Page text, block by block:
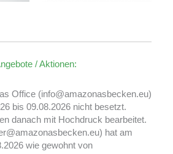
/ Aktionen:
Office (info@amazonasbecken.eu)
bis 09.08.2026 nicht besetzt.
danach mit Hochdruck bearbeitet.
hat am
wie gewohnt von